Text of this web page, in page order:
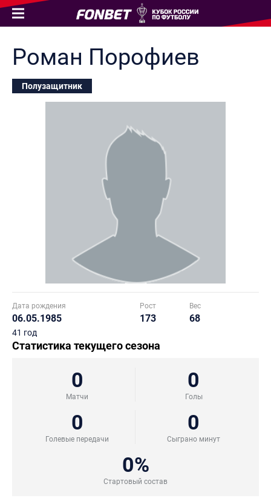
Роман Порофиев
Полузащитник
Дата рождения
06.05.1985
41 год
Рост
173
Вес
68
Статистика текущего сезона
0
Матчи
0
Голы
0
Голевые передачи
0
Сыграно минут
0%
Стартовый состав